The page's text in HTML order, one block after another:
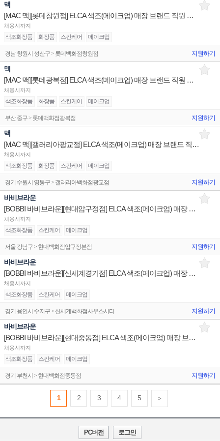
맥
[MAC 맥][롯데창원점] ELCA 색조(메이크업) 매장 브랜드 직원 채용 백화점
채용시까지
색조화장품 화장품 스킨케어 메이크업
경남 창원시 성산구 > 롯데백화점창원점 지원하기
맥
[MAC 맥][롯데광복점] ELCA 색조(메이크업) 매장 브랜드 직원 채용 백화점
채용시까지
색조화장품 화장품 스킨케어 메이크업
부산 중구 > 롯데백화점광복점 지원하기
맥
[MAC 맥][갤러리아광교점] ELCA 색조(메이크업) 매장 브랜드 직원 채용 백화점
채용시까지
색조화장품 화장품 스킨케어 메이크업
경기 수원시 영통구 > 갤러리아백화점광교점 지원하기
바비브라운
[BOBBI 바비브라운][현대압구정점] ELCA 색조(메이크업) 매장 브랜드 직원 채용 백화점
채용시까지
색조화장품 스킨케어 메이크업
서울 강남구 > 현대백화점압구정본점 지원하기
바비브라운
[BOBBI 바비브라운][신세계경기점] ELCA 색조(메이크업) 매장 브랜드 직원 채용 백화점
채용시까지
색조화장품 스킨케어 메이크업
경기 용인시 수지구 > 신세계백화점사우스시티 지원하기
바비브라운
[BOBBI 바비브라운][현대중동점] ELCA 색조(메이크업) 매장 브랜드 직원 채용 백화점
채용시까지
색조화장품 스킨케어 메이크업
경기 부천시 > 현대백화점중동점 지원하기
1 2 3 4 5 >
PC버전 로그인